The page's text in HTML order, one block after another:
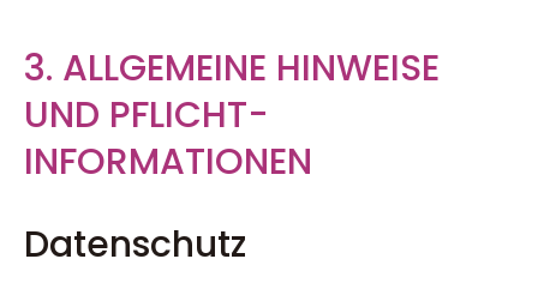
3. ALLGEMEINE HINWEISE
UND PFLICHT­
INFORMATIONEN
Datenschutz